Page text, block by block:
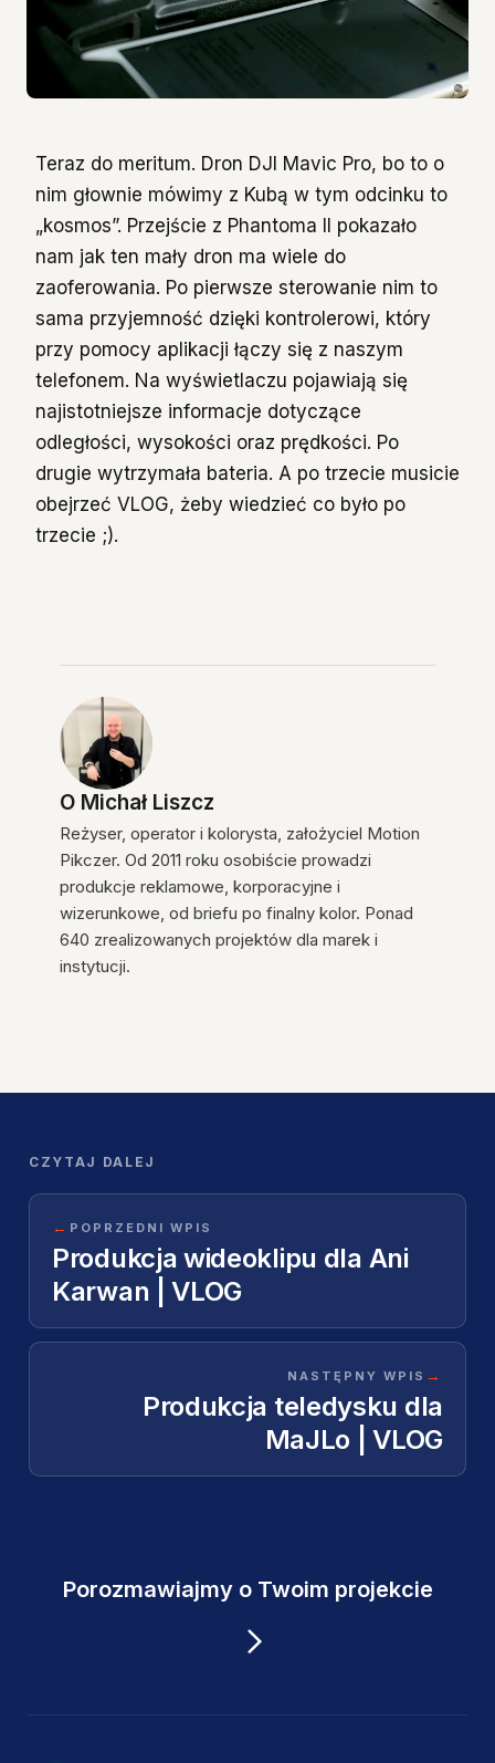
Teraz do meritum. Dron DJI Mavic Pro, bo to o
nim głownie mówimy z Kubą w tym odcinku to
„kosmos”. Przejście z Phantoma II pokazało
nam jak ten mały dron ma wiele do
zaoferowania. Po pierwsze sterowanie nim to
sama przyjemność dzięki kontrolerowi, który
przy pomocy aplikacji łączy się z naszym
telefonem. Na wyświetlaczu pojawiają się
najistotniejsze informacje dotyczące
odległości, wysokości oraz prędkości. Po
drugie wytrzymała bateria. A po trzecie musicie
obejrzeć VLOG, żeby wiedzieć co było po
trzecie ;).
O Michał Liszcz
Reżyser, operator i kolorysta, założyciel Motion
Pikczer. Od 2011 roku osobiście prowadzi
produkcje reklamowe, korporacyjne i
wizerunkowe, od briefu po finalny kolor. Ponad
640 zrealizowanych projektów dla marek i
instytucji.
CZYTAJ DALEJ
← POPRZEDNI WPIS
Produkcja wideoklipu dla Ani
Karwan | VLOG
NASTĘPNY WPIS →
Produkcja teledysku dla
MaJLo | VLOG
Porozmawiajmy o Twoim projekcie